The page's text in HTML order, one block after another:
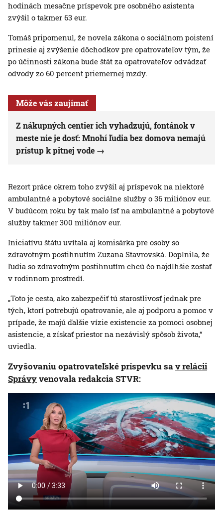
hodinách mesačne príspevok pre osobného asistenta
zvýšil o takmer 63 eur.
Tomáš pripomenul, že novela zákona o sociálnom poistení
prinesie aj zvýšenie dôchodkov pre opatrovateľov tým, že
po účinnosti zákona bude štát za opatrovateľov odvádzať
odvody zo 60 percent priemernej mzdy.
Môže vás zaujímať
Z nákupných centier ich vyhadzujú, fontánok v
meste nie je dosť: Mnohí ľudia bez domova nemajú
prístup k pitnej vode
Rezort práce okrem toho zvýšil aj príspevok na niektoré
ambulantné a pobytové sociálne služby o 36 miliónov eur.
V budúcom roku by tak malo ísť na ambulantné a pobytové
služby takmer 300 miliónov eur.
Iniciatívu štátu uvítala aj komisárka pre osoby so
zdravotným postihnutím Zuzana Stavrovská. Doplnila, že
ľudia so zdravotným postihnutím chcú čo najdlhšie zostať
v rodinnom prostredí.
„Toto je cesta, ako zabezpečiť tú starostlivosť jednak pre
tých, ktorí potrebujú opatrovanie, ale aj podporu a pomoc v
prípade, že majú ďalšie vízie existencie za pomoci osobnej
asistencie, a získať priestor na nezávislý spôsob života,“
uviedla.
Zvyšovaniu opatrovateľské príspevku sav relácii
Správyvenovala redakcia STVR: